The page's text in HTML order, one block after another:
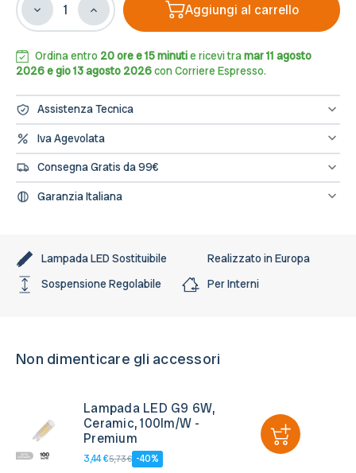
Diminuisci
la
di
Lampadario
sospensione
SELTER
WHITE
Aumenta
la
di
Lampadario
sospensione
SELTER
6
WHITE
Aggiungi al carrello
Ordina entro 20 ore e 15 minutie ricevi tramar 11 agosto
2026 e gio 13 agosto 2026con Corriere Espresso.
Assistenza Tecnica
oppure scrivici una mail a info@leddiretto.it
Iva Agevolata
concludere l'ordine direttamente dal sito segnalandolo nelle note
dell'ordine e provvederemo a fatturare e rettificare il pagamento
Consegna Gratis da 99€
Garanzia Italiana
Lampada LED Sostituibile
Realizzato in Europa
Sospensione Regolabile
Per Interni
Non dimenticare gli accessori
Lampada LED G9 6W,
Ceramic, 100lm/W -
Premium
3,44 €5,73 € -40%